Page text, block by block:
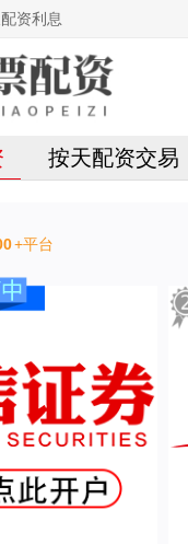
资利息
按天配资交易
+平台